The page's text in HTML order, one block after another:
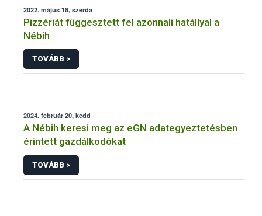
2022. május 18, szerda
Pizzériát függesztett fel azonnali hatállyal a
Nébih
TOVÁBB >
2024. február 20, kedd
A Nébih keresi meg az eGN adategyeztetésben
érintett gazdálkodókat
TOVÁBB >